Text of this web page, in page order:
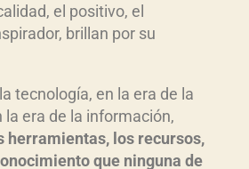
el positivo, el
brillan por su
tecnología, en la era de la
la era de la información,
herramientas, los recursos,
que ninguna de